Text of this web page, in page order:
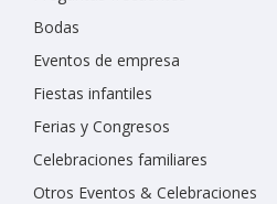
Bodas
Eventos de empresa
Fiestas infantiles
Ferias y Congresos
Celebraciones familiares
Otros Eventos & Celebraciones